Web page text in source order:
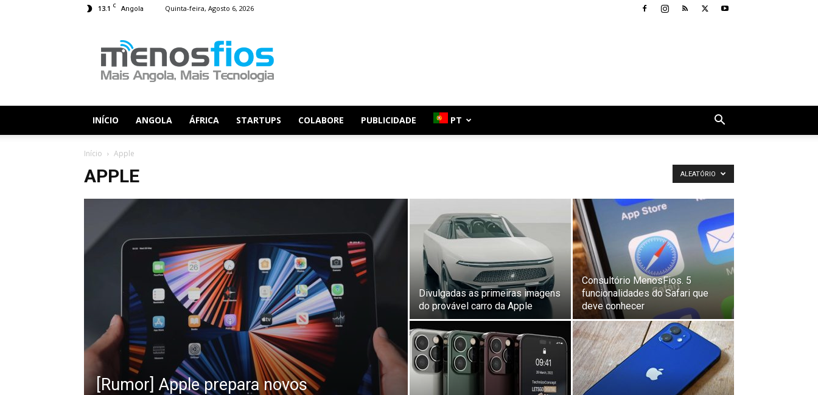
13.1 C Angola Quinta-feira, Agosto 6, 2026
Fios
INÍCIO ANGOLA ÁFRICA STARTUPS COLABORE PUBLICIDADE PT
Início Apple
APPLE ALEATÓRIO
[Rumor] Apple prepara novos
Divulgadas as primeiras imagens
do provável carro da Apple
Consultório MenosFios. 5
funcionalidades do Safari que
deve conhecer